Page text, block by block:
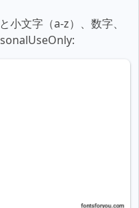
小文字（a-z）、数字、